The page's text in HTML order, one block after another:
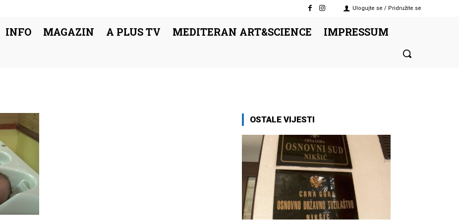
Ulogujte se / Pridružite se
INFO MAGAZIN A PLUS TV MEDITERAN ART&SCIENCE IMPRESSUM
OSTALE VIJESTI